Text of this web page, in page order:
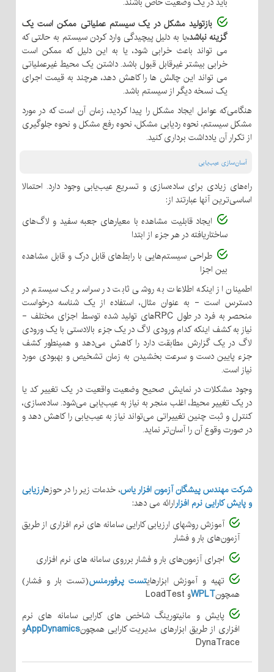
بازتولید مشکل در یک سیستم عملیاتی ممکن است یک
گزینه نباشد،یا به دلیل پیچیدگی وارد کردن سیستم به حالتی که
می تواند باعث خرابی شود، یا به این دلیل که ممکن است
خرابی بیشتر غیرقابل قبول باشد. داشتن یک محیط غیرعملیاتی
می تواند این چالش ها را کاهش دهد، هرچند به قیمت اجرای
یک نسخه دیگر از سیستم باشد.
هنگامی‌که عوامل ایجاد مشکل را پیدا کردید، زمان آن است که در مورد
مشکل سیستم، نحوه ردیابی مشکل، نحوه رفع مشکل و نحوه جلوگیری
از تکرار آن یادداشت برداری کنید.
آسان‌‌سازی عیب‌یابی
راه‌های زیادی برای ساده‌سازی و تسریع عیب‌یابی وجود دارد. احتمالا
اساسی‌ترین آنها عبارتند از:
ایجاد قابلیت مشاهده با معیارهای جعبه سفید و لاگ‌های
ساختاریافته در هر جزء از ابتدا
طراحی سیستم‌هایی با رابط‌های قابل درک و قابل مشاهده
بین اجزا
اطمینان از اینکه اطلاعات به روشی ثابت در سراسر یک سیستم در
دسترس است - به عنوان مثال، استفاده از یک شناسه درخواست
منحصر به فرد در طول RPCهای تولید شده توسط اجزای مختلف -
نیاز به کشف اینکه کدام ورودی لاگ در یک جزء بالادستی با یک ورودی
لاگ در یک گزارش مطابقت دارد را کاهش می‌دهد و همینطور کشف
جزء پایین دست و سرعت بخشیدن به زمان تشخیص و بهبودی مورد
نیاز است.
وجود مشکلات در نمایش صحیح وضعیت واقعیت در یک تغییر کد یا
در یک تغییر محیط، اغلب منجر به نیاز به عیب‌یابی می‌شود. ساده‌سازی،
کنترل و ثبت چنین تغییراتی می‌تواند نیاز به عیب‌یابی را کاهش دهد و
در صورت وقوع آن را آسان‌تر نماید.
شرکت مهندس پیشگان آزمون افزار یاس، خدمات زیر را در حوزهارزیابی
و پایش کارایی نرم افزارارائه می دهد:
آموزش روشهای ارزیابی کارایی سامانه های نرم افزاری از طریق
آزمون‌های بار و فشار
اجرای آزمون‌های بار و فشار برروی سامانه های نرم افزاری
تهیه و آموزش ابزارهایتست پرفورمنس(تست بار و فشار)
همچونWPLTو LoadTest
پایش و مانیتورینگ شاخص های کارایی سامانه های نرم
افزاری از طریق ابزارهای مدیریت کارایی همچونAppDynamicsو
DynaTrace